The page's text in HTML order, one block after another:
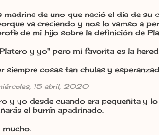
de uno que nació el día de su
va creciendo y nos lo vamso a
de mi hijo sobre la definición de
y yo" pero mi favorita es la
siempre cosas tan chulas y
15 abril, 2020
y yo desde cuando era pequeñita y
el burrín apadrinado.
mucho.